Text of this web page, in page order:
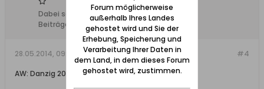
Dabei seit:
23.03.2011
Beiträge:
#4
28.05.2014, 09:45
AW: Danzig 2013
Forum möglicherweise
außerhalb Ihres Landes
gehostet wird und Sie der
Erhebung, Speicherung und
Verarbeitung Ihrer Daten in
dem Land, in dem dieses Forum
gehostet wird, zustimmen.